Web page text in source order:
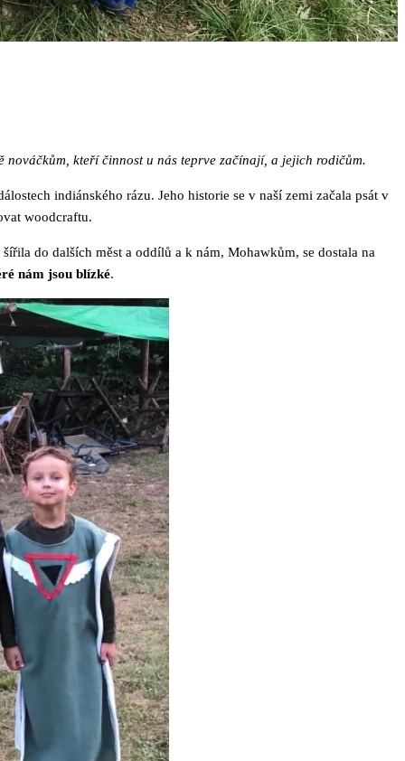
nováčkům, kteří činnost u nás teprve začínají, a jejich rodičům.
indiánského rázu. Jeho historie se v naší zemi začala psát v
woodcraftu.
do dalších měst a oddílů a k nám, Mohawkům, se dostala na
nám jsou blízké.